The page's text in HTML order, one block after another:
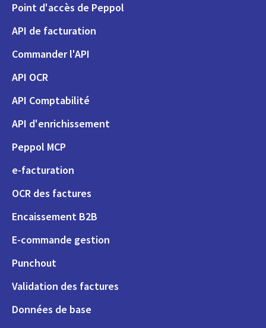
Point d'accès de Peppol
API de facturation
Commander l'API
API OCR
API Comptabilité
API d'enrichissement
Peppol MCP
e-facturation
OCR des factures
Encaissement B2B
E-commande gestion
Punchout
Validation des factures
Données de base